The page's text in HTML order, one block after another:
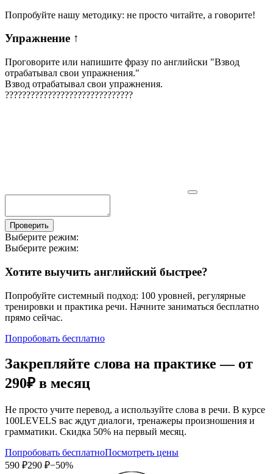
Попробуйте нашу методику: не просто читайте, а говорите!
Упражнение ↑
Проговорите или напишите фразу по английски "Взвод
отрабатывал свои упражнения."
Взвод отрабатывал свои упражнения.
??????????????????????????????
Проверить
Выберите режим:
Выберите режим:
Хотите выучить английский быстрее?
Попробуйте системный подход: 100 уровней, регулярные
тренировки и практика речи. Начните заниматься бесплатно
прямо сейчас.
Попробовать бесплатно
Закрепляйте слова на практике — от
290₽ в месяц
Не просто учите перевод, а используйте слова в речи. В курсе
100LEVELS вас ждут диалоги, тренажеры произношения и
грамматики. Скидка 50% на первый месяц.
Попробовать бесплатноПосмотреть цены
590 ₽290 ₽−50%